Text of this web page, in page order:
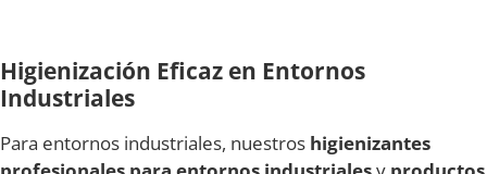
Higienización Eficaz en Entornos
Industriales
Para entornos industriales, nuestros higienizantes